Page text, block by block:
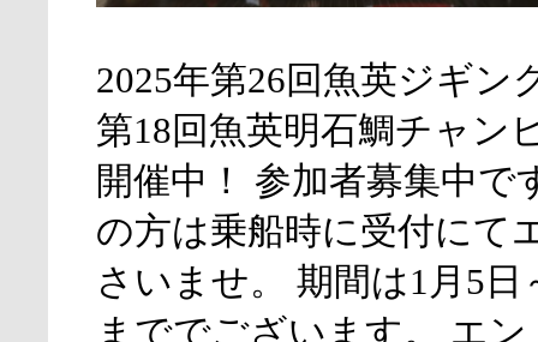
2025年第26回魚英ジギン
第18回魚英明石鯛チャン
開催中！ 参加者募集中で
の方は乗船時に受付にて
さいませ。 期間は1月5日
まででございます。 エ